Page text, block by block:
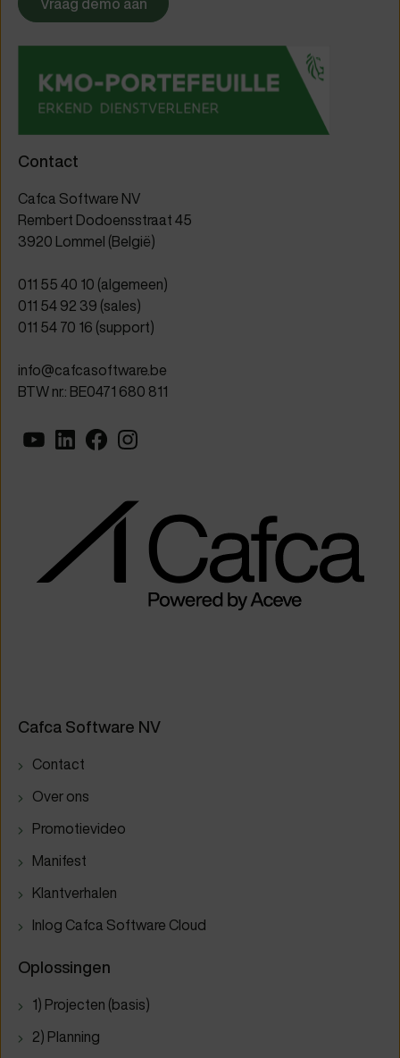
Contact
Cafca Software NV
Rembert Dodoensstraat 45
3920 Lommel (België)
011 55 40 10 (algemeen)
011 54 92 39 (sales)
011 54 70 16 (support)
info@cafcasoftware.be
BTW nr.: BE0471 680 811
Cafca Software NV
Contact
Over ons
Promotievideo
Manifest
Klantverhalen
Inlog Cafca Software Cloud
Oplossingen
1) Projecten (basis)
2) Planning